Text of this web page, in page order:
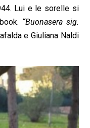
Lui e le sorelle si
“Buonasera sig.
e Giuliana Naldi